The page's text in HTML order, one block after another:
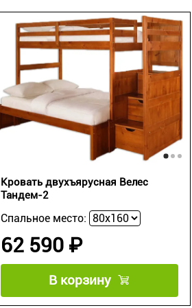
Кровать двухъярусная Велес
Тандем-2
Спальное место:
62 590 ₽
В корзину